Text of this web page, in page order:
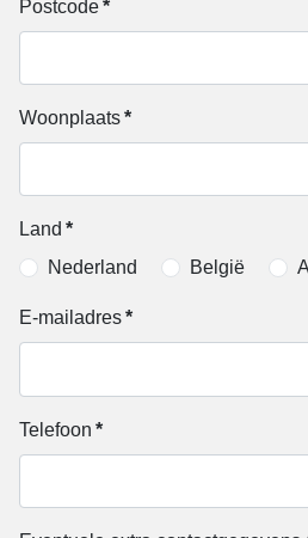
Postcode*
Woonplaats*
Land *
Nederland
België
E-mailadres*
Telefoon *